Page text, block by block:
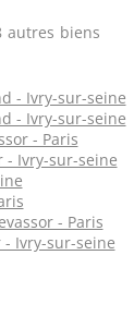
autres biens
- Ivry-sur-seine
- Ivry-sur-seine
- Paris
- Ivry-sur-seine
- Paris
- Ivry-sur-seine